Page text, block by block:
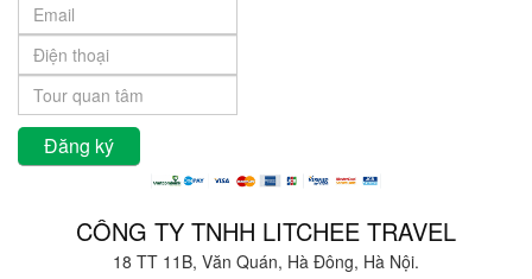
CÔNG TY TNHH LITCHEE TRAVEL
18 TT 11B, Văn Quán, Hà Đông, Hà Nội.